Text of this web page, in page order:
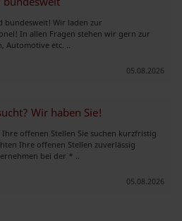
bundesweit! Wir laden zur
In allen Fragen stehen wir gern zur
etc. ..
05.08.2026
Wir haben Sie!
offenen Stellen Sie suchen kurzfristig
Ihre offenen Stellen zuverlässig
bei der * ..
05.08.2026